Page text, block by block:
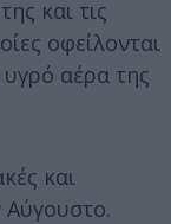
και τις
οφείλονται
αέρα της
και
Αύγουστο.